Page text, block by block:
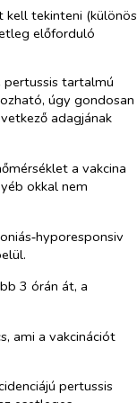
tekinteni (különös
előforduló
pertussis tartalmú
úgy gondosan
adagjának
a vakcina
okkal nem
3 órán át, a
ami a vakcinációt
pertussis